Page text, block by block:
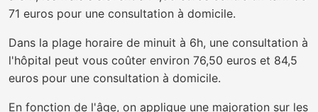
71 euros pour une consultation à domicile.
Dans la plage horaire de minuit à 6h, une consultation à
l'hôpital peut vous coûter environ 76,50 euros et 84,5
euros pour une consultation à domicile.
En fonction de l'âge, on applique une majoration sur les